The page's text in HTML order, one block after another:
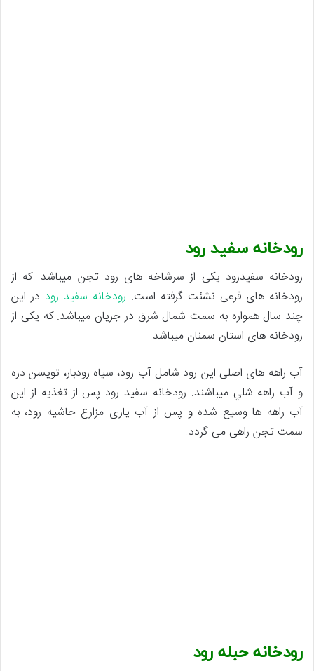
رودخانه سفید رود
رودخانه سفیدرود یکی از سرشاخه های رود تجن میباشد. که از
رودخانه های فرعی نشئت گرفته است. رودخانه سفید رود در این
چند سال همواره به سمت شمال شرق در جریان میباشد. که یکی از
رودخانه های استان سمنان میباشد.
آب راهه های اصلی این رود شامل آب رود، سياه رودبار، تويسن دره
و آب راهه شلي میباشند. رودخانه سفید رود پس از تغذیه از این
آب راهه ها وسیع شده و پس از آب یاری مزارع حاشیه رود، به
سمت تجن راهی می گردد.
رودخانه حبله رود